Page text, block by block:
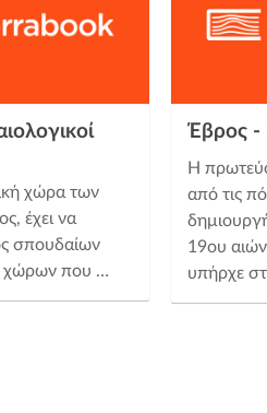
χώρα των
έχει να
σπουδαίων
χώρων που …
Έβρος -
Η
από τις
19ου
υπήρχε